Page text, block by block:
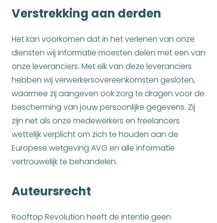
Verstrekking aan derden
Het kan voorkomen dat in het verlenen van onze
diensten wij informatie moesten delen met een van
onze leveranciers. Met elk van deze leveranciers
hebben wij verwerkersovereenkomsten gesloten,
waarmee zij aangeven ook zorg te dragen voor de
bescherming van jouw persoonlijke gegevens. Zij
zijn net als onze medewerkers en freelancers
wettelijk verplicht om zich te houden aan de
Europese wetgeving AVG en alle informatie
vertrouwelijk te behandelen.
Auteursrecht
Rooftop Revolution heeft de intentie geen